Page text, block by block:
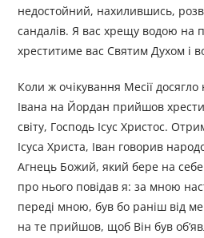
недостойний, нахилившись,
сандалів. Я вас хрещу водою на
хреститиме вас Святим Духом і
Коли ж очікування Месії
Івана на Йордан прийшов
світу, Господь Ісус Христос.
Ісуса Христа, Іван говорив
Агнець Божий, який бере на себе
про нього повідав я: за мною
переді мною, був бо раніш від
на те прийшов, щоб Він був